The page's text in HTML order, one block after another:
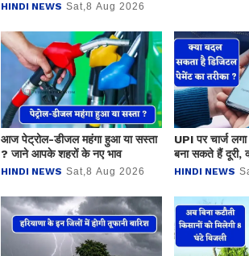
फायदा ?
HINDI NEWS Sat,8 Aug 2026
आज पेट्रोल-डीजल महंगा हुआ या सस्ता
? जाने आपके शहरों के नए भाव
HINDI NEWS Sat,8 Aug 2026
UPI पर चार्ज
बना सकते हैं दूरी,
डिजिटल पेमेंट का
HINDI NEWS